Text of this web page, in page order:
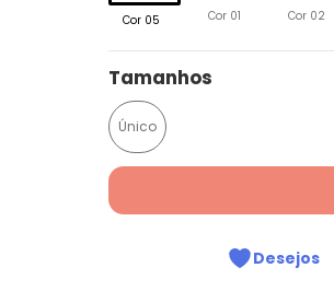
Cor 05 Cor 01 Cor 02
Tamanhos
Único
Desejos